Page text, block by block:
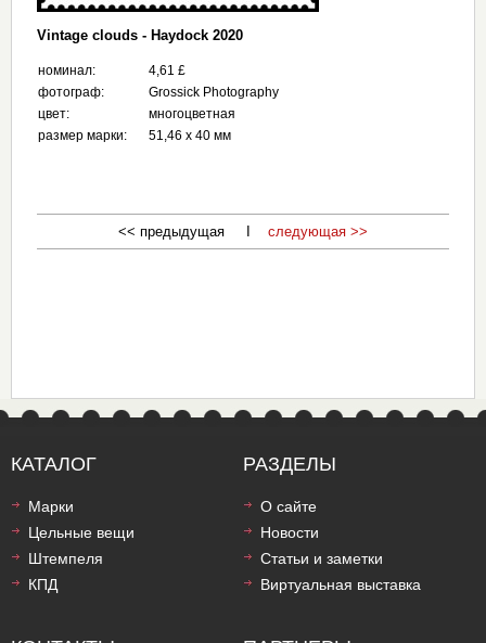
Vintage clouds - Haydock 2020
номинал:
4,61 £
фотограф:
Grossick Photography
цвет:
многоцветная
размер марки:
51,46 x 40 мм
<< предыдущая I следующая >>
КАТАЛОГ
Марки
Цельные вещи
Штемпеля
КПД
РАЗДЕЛЫ
О сайте
Новости
Статьи и заметки
Виртуальная выставка